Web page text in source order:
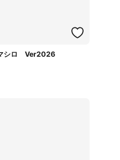
シロ Ver2026